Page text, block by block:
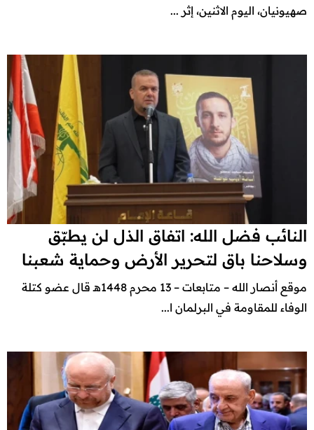
صهيونيان، اليوم الاثنين، إثر ...
النائب فضل الله: اتفاق الذل لن يطبّق
وسلاحنا باق لتحرير الأرض وحماية شعبنا
موقع أنصار الله – متابعات – 13 محرم 1448هـ قال عضو كتلة
الوفاء للمقاومة في البرلمان ا...